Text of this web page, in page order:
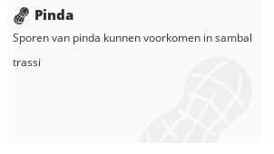
Pinda
Sporen van pinda kunnen voorkomen insambal
trassi